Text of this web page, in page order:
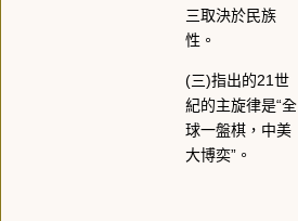
三取決於民族
性。
(三)指出的21世
紀的主旋律是“全
球一盤棋，中美
大博奕”。